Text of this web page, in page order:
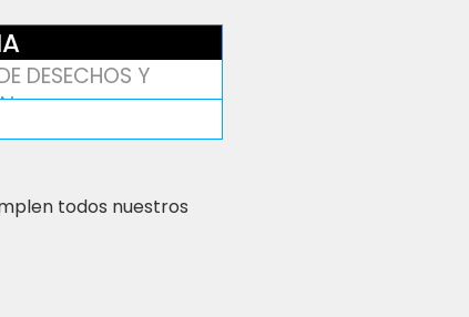
DESECHOS Y
todos nuestros